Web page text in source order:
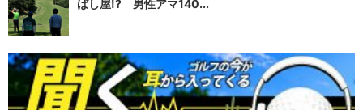
ばし屋!? 男性アマ140...